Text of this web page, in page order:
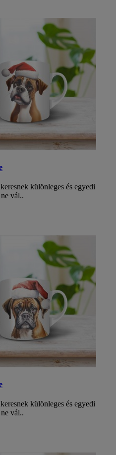
különleges és egyedi
vál..
különleges és egyedi
vál..